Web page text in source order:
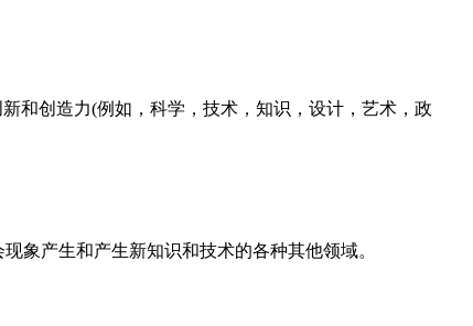
和创造力(例如，科学，技术，知识，设计，艺术，政
象产生和产生新知识和技术的各种其他领域。